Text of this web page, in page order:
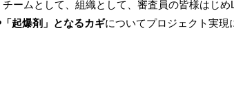
チームとして、組織として、審査員の皆様は
起爆剤」となるカギについてプロジェクト実現